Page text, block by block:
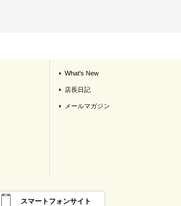
What's New
店長日記
メールマガジン
スマートフォンサイト